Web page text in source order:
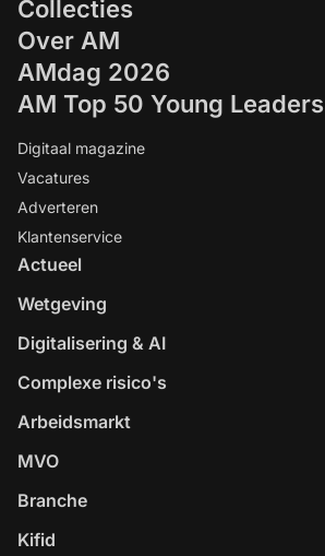
Collecties
Over AM
AMdag 2026
AM Top 50 Young Leaders
Digitaal magazine
Vacatures
Adverteren
Klantenservice
Actueel
Wetgeving
Digitalisering & AI
Complexe risico's
Arbeidsmarkt
MVO
Branche
Kifid